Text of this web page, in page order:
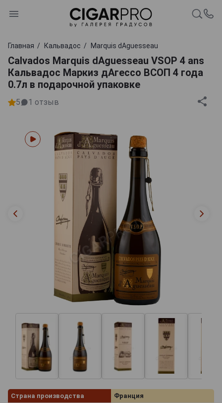
Главная Кальвадос Marquis dAguesseau
Calvados Marquis dAguesseau VSOP 4 ans
Кальвадос Маркиз дАгессо ВСОП 4 года
0.7л в подарочной упаковке
5 1 отзыв
Страна производства
Франция